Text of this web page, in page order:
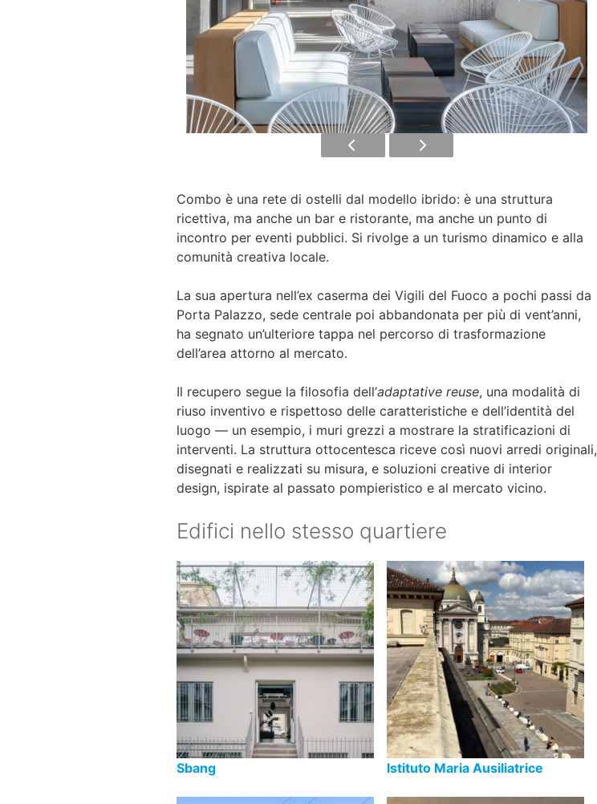
Combo è una rete di ostelli dal modello ibrido: è una struttura
ricettiva, ma anche un bar e ristorante, ma anche un punto di
incontro per eventi pubblici. Si rivolge a un turismo dinamico e alla
comunità creativa locale.
La sua apertura nell’ex caserma dei Vigili del Fuoco a pochi passi da
Porta Palazzo, sede centrale poi abbandonata per più di vent’anni,
ha segnato un’ulteriore tappa nel percorso di trasformazione
dell’area attorno al mercato.
Il recupero segue la filosofia dell’adaptative reuse, una modalità di
riuso inventivo e rispettoso delle caratteristiche e dell’identità del
luogo — un esempio, i muri grezzi a mostrare la stratificazioni di
interventi. La struttura ottocentesca riceve così nuovi arredi originali,
disegnati e realizzati su misura, e soluzioni creative di interior
design, ispirate al passato pompieristico e al mercato vicino.
Edifici nello stesso quartiere
Sbang Istituto Maria Ausiliatrice